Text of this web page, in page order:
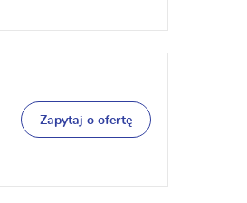
Zapytaj o ofertę